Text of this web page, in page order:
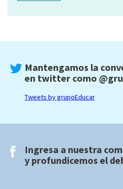
Mantengamos la
en twitter como
Tweets by grupoEducar
Ingresa a nuestra
y profundicemos el